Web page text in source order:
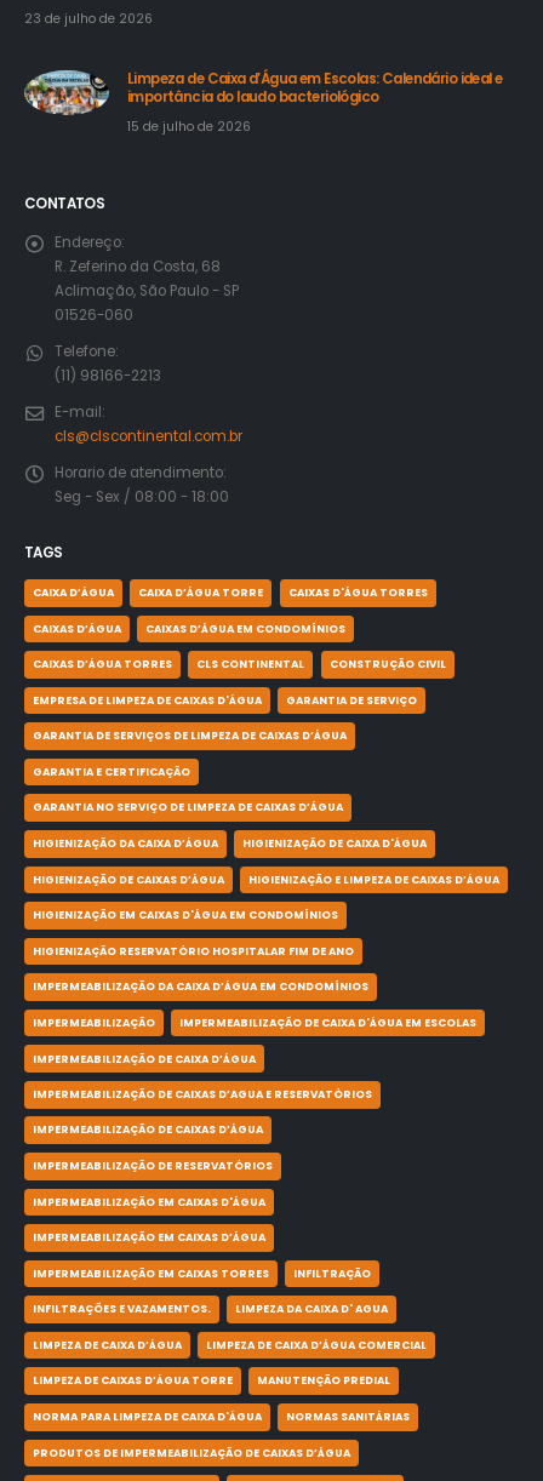
23 de julho de 2026
Limpeza de Caixa d’Água em Escolas: Calendário ideal e
importância do laudo bacteriológico
15 de julho de 2026
CONTATOS
Endereço:
R. Zeferino da Costa, 68
Aclimação, São Paulo - SP
01526-060
Telefone:
(11) 98166-2213
E-mail:
cls@clscontinental.com.br
Horario de atendimento:
Seg - Sex / 08:00 - 18:00
TAGS
CAIXA D’ÁGUA CAIXA D’ÁGUA TORRE CAIXAS D'ÁGUA TORRES
CAIXAS D’ÁGUA CAIXAS D’ÁGUA EM CONDOMÍNIOS
CAIXAS D’ÁGUA TORRES CLS CONTINENTAL CONSTRUÇÃO CIVIL
EMPRESA DE LIMPEZA DE CAIXAS D'ÁGUA GARANTIA DE SERVIÇO
GARANTIA DE SERVIÇOS DE LIMPEZA DE CAIXAS D’ÁGUA
GARANTIA E CERTIFICAÇÃO
GARANTIA NO SERVIÇO DE LIMPEZA DE CAIXAS D’ÁGUA
HIGIENIZAÇÃO DA CAIXA D’ÁGUA HIGIENIZAÇÃO DE CAIXA D'ÁGUA
HIGIENIZAÇÃO DE CAIXAS D’ÁGUA HIGIENIZAÇÃO E LIMPEZA DE CAIXAS D’ÁGUA
HIGIENIZAÇÃO EM CAIXAS D'ÁGUA EM CONDOMÍNIOS
HIGIENIZAÇÃO RESERVATÓRIO HOSPITALAR FIM DE ANO
IMPERMEABILIZAÇÃO DA CAIXA D’ÁGUA EM CONDOMÍNIOS
IMPERMEABILIZAÇÃO IMPERMEABILIZAÇÃO DE CAIXA D'ÁGUA EM ESCOLAS
IMPERMEABILIZAÇÃO DE CAIXA D’ÁGUA
IMPERMEABILIZAÇÃO DE CAIXAS D’AGUA E RESERVATÓRIOS
IMPERMEABILIZAÇÃO DE CAIXAS D’ÁGUA
IMPERMEABILIZAÇÃO DE RESERVATÓRIOS
IMPERMEABILIZAÇÃO EM CAIXAS D'ÁGUA
IMPERMEABILIZAÇÃO EM CAIXAS D’ÁGUA
IMPERMEABILIZAÇÃO EM CAIXAS TORRES INFILTRAÇÃO
INFILTRAÇÕES E VAZAMENTOS. LIMPEZA DA CAIXA D' AGUA
LIMPEZA DE CAIXA D’ÁGUA LIMPEZA DE CAIXA D’ÁGUA COMERCIAL
LIMPEZA DE CAIXAS D’ÁGUA TORRE MANUTENÇÃO PREDIAL
NORMA PARA LIMPEZA DE CAIXA D'ÁGUA NORMAS SANITÁRIAS
PRODUTOS DE IMPERMEABILIZAÇÃO DE CAIXAS D’ÁGUA